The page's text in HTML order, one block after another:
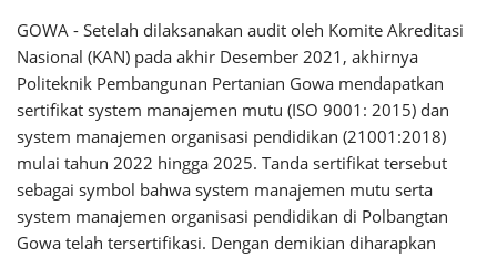
GOWA - Setelah dilaksanakan audit oleh Komite Akreditasi
Nasional (KAN) pada akhir Desember 2021, akhirnya
Politeknik Pembangunan Pertanian Gowa mendapatkan
sertifikat system manajemen mutu (ISO 9001: 2015) dan
system manajemen organisasi pendidikan (21001:2018)
mulai tahun 2022 hingga 2025. Tanda sertifikat tersebut
sebagai symbol bahwa system manajemen mutu serta
system manajemen organisasi pendidikan di Polbangtan
Gowa telah tersertifikasi. Dengan demikian diharapkan